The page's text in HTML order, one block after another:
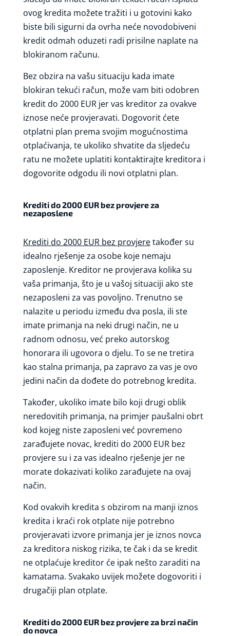
ovog kredita možete tražiti i u gotovini kako
biste bili sigurni da ovrha neće novodobiveni
kredit odmah oduzeti radi prisilne naplate na
blokiranom računu.
Bez obzira na vašu situaciju kada imate
blokiran tekući račun, može vam biti odobren
kredit do 2000 EUR jer vas kreditor za ovakve
iznose neće provjeravati. Dogovorit ćete
otplatni plan prema svojim mogućnostima
otplaćivanja, te ukoliko shvatite da sljedeću
ratu ne možete uplatiti kontaktirajte kreditora i
dogovorite odgodu ili novi otplatni plan.
Krediti do 2000 EUR bez provjere za
nezaposlene
Krediti do 2000 EUR bez provjeretakođer su
idealno rješenje za osobe koje nemaju
zaposlenje. Kreditor ne provjerava kolika su
vaša primanja, što je u vašoj situaciji ako ste
nezaposleni za vas povoljno. Trenutno se
nalazite u periodu između dva posla, ili ste
imate primanja na neki drugi način, ne u
radnom odnosu, već preko autorskog
honorara ili ugovora o djelu. To se ne tretira
kao stalna primanja, pa zapravo za vas je ovo
jedini način da dođete do potrebnog kredita.
Također, ukoliko imate bilo koji drugi oblik
neredovitih primanja, na primjer paušalni obrt
kod kojeg niste zaposleni već povremeno
zarađujete novac, krediti do 2000 EUR bez
provjere su i za vas idealno rješenje jer ne
morate dokazivati koliko zarađujete na ovaj
način.
Kod ovakvih kredita s obzirom na manji iznos
kredita i kraći rok otplate nije potrebno
provjeravati izvore primanja jer je iznos novca
za kreditora niskog rizika, te čak i da se kredit
ne otplaćuje kreditor će ipak nešto zaraditi na
kamatama. Svakako uvijek možete dogovoriti i
drugačiji plan otplate.
Krediti do 2000 EUR bez provjere za brzi način
do novca